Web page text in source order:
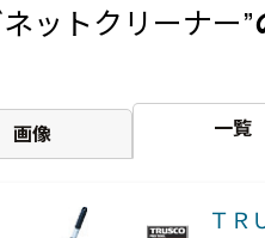
ットクリーナー”
画像 一覧
ＴＲ